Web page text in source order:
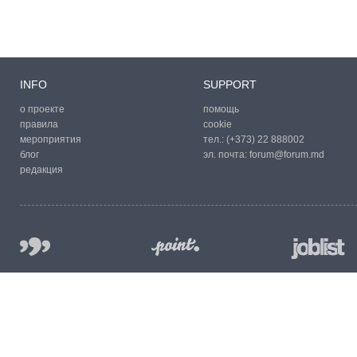
INFO
о проекте
правила
мероприятия
блог
редакция
SUPPORT
помощь
cookie
тел.: (+373) 22 888002
эл. почта: forum@forum.md